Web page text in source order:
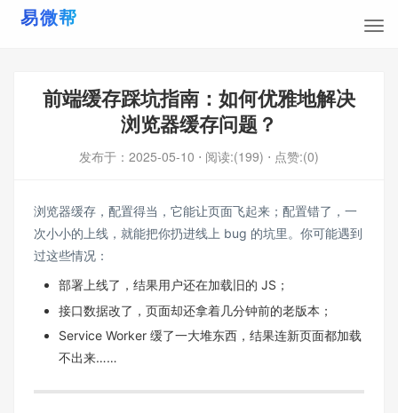
前端缓存踩坑指南：如何优雅地解决
浏览器缓存问题？
发布于： 2025-05-10 ⋅ 阅读:(199) ⋅ 点赞:(0)
浏览器缓存，配置得当，它能让页面飞起来；配置错了，一
次小小的上线，就能把你扔进线上 bug 的坑里。你可能遇到
过这些情况：
部署上线了，结果用户还在加载旧的 JS；
接口数据改了，页面却还拿着几分钟前的老版本；
Service Worker 缓了一大堆东西，结果连新页面都加载
不出来……